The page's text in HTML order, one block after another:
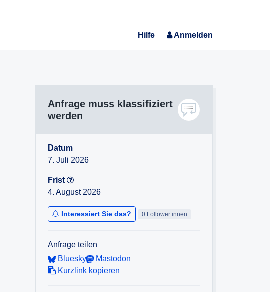
Hilfe Anmelden
Anfrage muss klassifiziert
werden
Datum
7. Juli 2026
Frist
4. August 2026
Interessiert Sie das? 0 Follower:innen
Anfrage teilen
Bluesky
Mastodon
Kurzlink kopieren